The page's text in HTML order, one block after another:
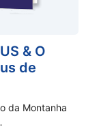
& O
de
da Montanha